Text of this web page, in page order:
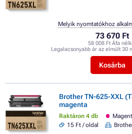
73 670 Ft
58 008 Ft Áfa
Legalacsonyabb ár az elmúlt 30
Kosárba
Melyik nyomtatókhoz
Brother TN-625-XXL
magenta
Raktáron 4 db
15 Ft / oldal